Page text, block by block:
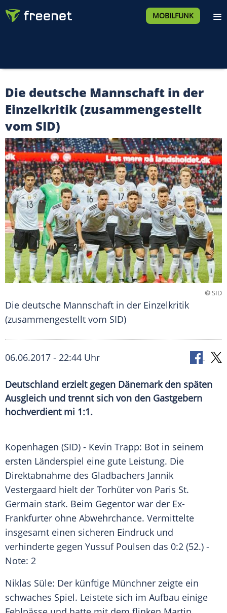
MOBILFUNK
Die deutsche Mannschaft in der
Einzelkritik (zusammengestellt
vom SID)
©SID
Die deutsche Mannschaft in der Einzelkritik
(zusammengestellt vom SID)
06.06.2017 - 22:44 Uhr
Deutschland erzielt gegen Dänemark den späten
Ausgleich und trennt sich von den Gastgebern
hochverdient mi 1:1.
Kopenhagen (SID) - Kevin Trapp: Bot in seinem
ersten Länderspiel eine gute Leistung. Die
Direktabnahme des Gladbachers Jannik
Vestergaard hielt der Torhüter von Paris St.
Germain stark. Beim Gegentor war der Ex-
Frankfurter ohne Abwehrchance. Vermittelte
insgesamt einen sicheren Eindruck und
verhinderte gegen Yussuf Poulsen das 0:2 (52.) -
Note: 2
Niklas Süle: Der künftige Münchner zeigte ein
schwaches Spiel. Leistete sich im Aufbau einige